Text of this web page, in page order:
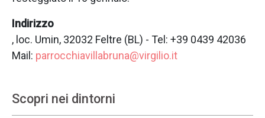
Indirizzo
, loc. Umin, 32032 Feltre (BL) - Tel: +39 0439 42036
Mail: parrocchiavillabruna@virgilio.it
Scopri nei dintorni